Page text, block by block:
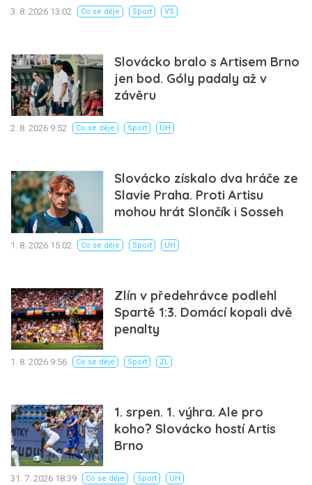
3. 8. 2026 13:02 Co se děje Sport VS
Slovácko bralo s Artisem Brno
jen bod. Góly padaly až v
závěru
2. 8. 2026 9:52 Co se děje Sport UH
Slovácko získalo dva hráče ze
Slavie Praha. Proti Artisu
mohou hrát Slončík i Sosseh
1. 8. 2026 15:02 Co se děje Sport UH
Zlín v předehrávce podlehl
Spartě 1:3. Domácí kopali dvě
penalty
1. 8. 2026 9:56 Co se děje Sport ZL
1. srpen. 1. výhra. Ale pro
koho? Slovácko hostí Artis
Brno
31. 7. 2026 18:39 Co se děje Sport UH